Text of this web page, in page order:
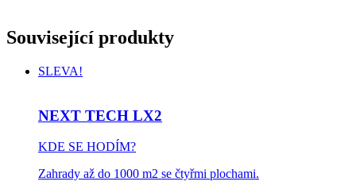
Související produkty
SLEVA!
NEXT TECH LX2
KDE SE HODÍM?
Zahrady až do 1000 m2 se čtyřmi plochami.